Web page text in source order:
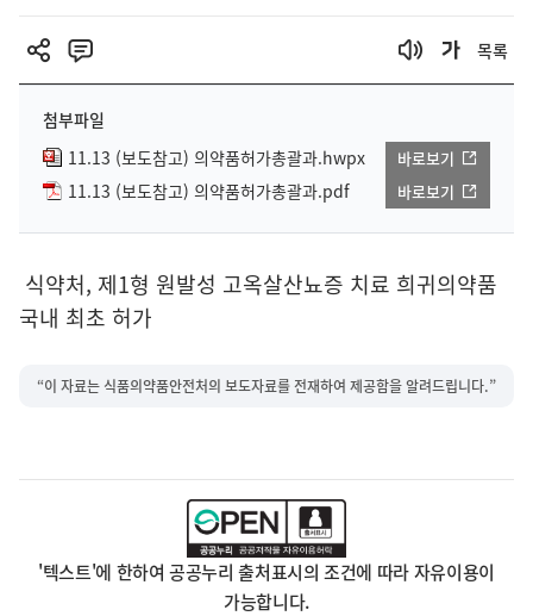
목록
첨부파일
11.13 (보도참고) 의약품허가총괄과.hwpx
바로보기
11.13 (보도참고) 의약품허가총괄과.pdf 바로보기
식약처, 제1형 원발성 고옥살산뇨증 치료 희귀의약품
국내 최초 허가
“이 자료는 식품의약품안전처의 보도자료를 전재하여 제공함을 알려드립니다.”
'텍스트'에 한하여 공공누리 출처표시의 조건에 따라 자유이용이
가능합니다.